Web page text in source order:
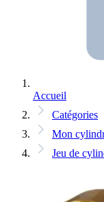
Accueil
Catégories
Mon
Jeu de